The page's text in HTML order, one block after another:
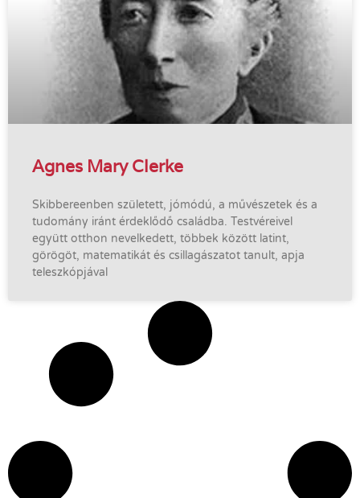
Agnes Mary Clerke
Skibbereenben született, jómódú, a művészetek és a
tudomány iránt érdeklődő családba. Testvéreivel
együtt otthon nevelkedett, többek között latint,
görögöt, matematikát és csillagászatot tanult, apja
teleszkópjával